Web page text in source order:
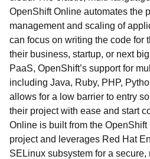
OpenShift Online automates the
management and scaling of
can focus on writing the code for
their business, startup, or next
PaaS, OpenShift’s support for
including Java, Ruby, PHP,
allows for a low barrier to entry
their project with ease and start
Online is built from the
project and leverages Red Hat
SELinux subsystem for a